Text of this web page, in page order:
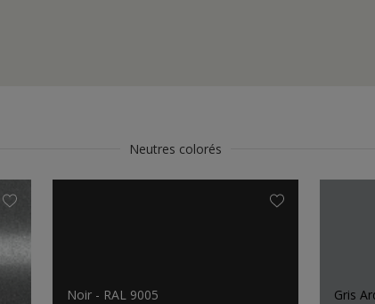
Neutres colorés
Noir - RAL 9005 Gris